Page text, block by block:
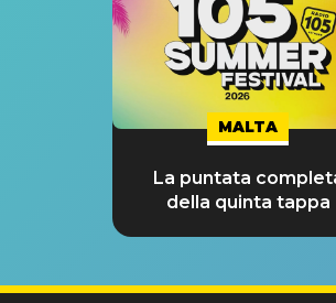
MALTA
La puntata
della quinta tappa